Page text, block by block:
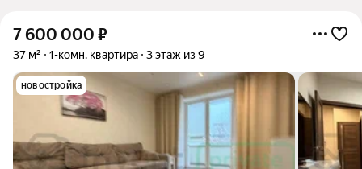
7 600 000 ₽
37 м² 1-комн. квартира 3 этаж из 9
новостройка